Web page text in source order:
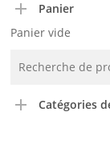
Panier
Panier vide
Recherche
Catégories